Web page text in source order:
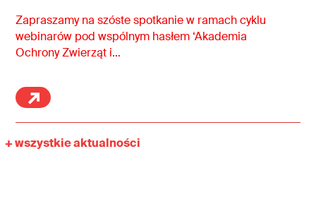
nimi próbować walczyć
Zapraszamy na szóste spotkanie w ramach cyklu
webinarów pod wspólnym hasłem ‘Akademia
Ochrony Zwierząt i…
+ wszystkie aktualności